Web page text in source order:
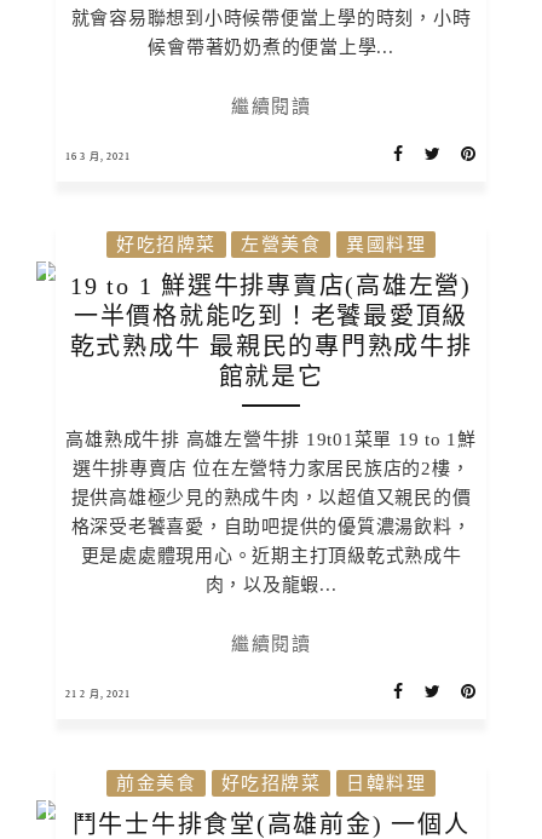
就會容易聯想到小時候帶便當上學的時刻，小時
候會帶著奶奶煮的便當上學...
繼續閱讀
16 3 月, 2021
好吃招牌菜 左營美食 異國料理
19 to 1 鮮選牛排專賣店(高雄左營)
一半價格就能吃到！老饕最愛頂級
乾式熟成牛 最親民的專門熟成牛排
館就是它
高雄熟成牛排 高雄左營牛排 19t01菜單 19 to 1鮮
選牛排專賣店 位在左營特力家居民族店的2樓，
提供高雄極少見的熟成牛肉，以超值又親民的價
格深受老饕喜愛，自助吧提供的優質濃湯飲料，
更是處處體現用心。近期主打頂級乾式熟成牛
肉，以及龍蝦...
繼續閱讀
21 2 月, 2021
前金美食 好吃招牌菜 日韓料理
鬥牛士牛排食堂(高雄前金) 一個人